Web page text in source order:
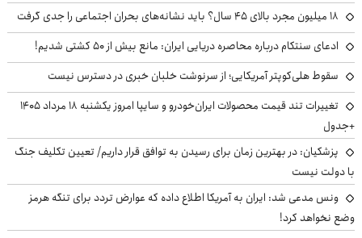
۱۸ میلیون مجرد بالای ۴۵ سال؟ باید نشانه‌های بحران اجتماعی را جدی گرفت
ادعای سنتکام درباره محاصره دریایی ایران: مانع بیش از ۵۰ کشتی شدیم!
سقوط هلی‌کوپتر آمریکایی؛ از سرنوشت خلبان خبری در دسترس نیست
تغییرات تند قیمت محصولات ایران‌خودرو و سایپا امروز یکشنبه ۱۸ مرداد ۱۴۰۵
+جدول
پزشکیان‌: در بهترین زمان برای رسیدن به توافق قرار داریم/ تعیین تکلیف جنگ
با دولت نیست
ونس مدعی شد: ایران به آمریکا اطلاع داده که عوارض تردد برای تنگه هرمز
وضع نخواهد کرد!